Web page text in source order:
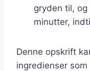
gryden til,
minutter,
Denne opskrift
ingredienser